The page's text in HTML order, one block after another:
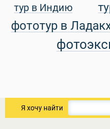
Туры
тур в Индию
фототур в
Я хочу найти